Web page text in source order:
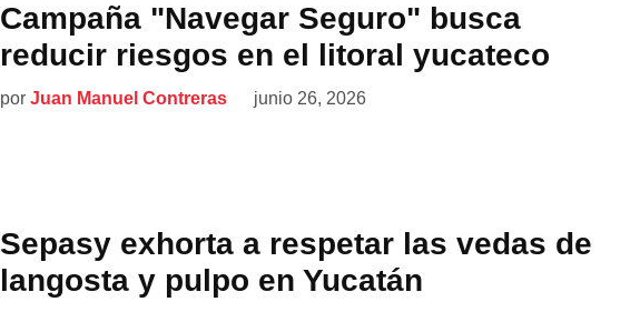
Campaña "Navegar Seguro" busca
reducir riesgos en el litoral yucateco
por Juan Manuel Contreras junio 26, 2026
Sepasy exhorta a respetar las vedas de
langosta y pulpo en Yucatán